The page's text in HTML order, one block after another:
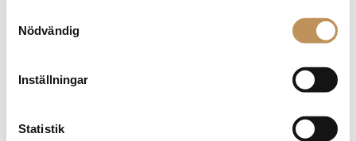
Nödvändig
Inställningar
Statistik
Application error: a client-side exception has occurred (see the
browser console for more information)